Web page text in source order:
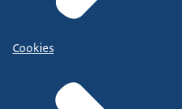
Cookies